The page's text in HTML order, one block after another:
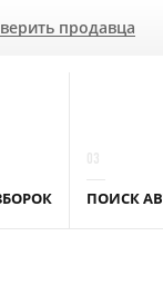
продавца
ПОИСК